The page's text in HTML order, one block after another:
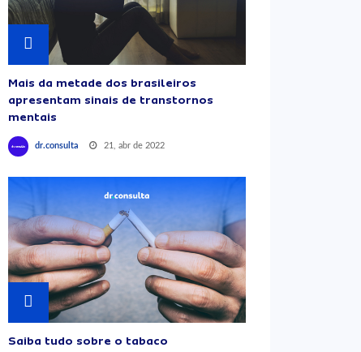
Mais da metade dos brasileiros
apresentam sinais de transtornos
mentais
dr.consulta 21, abr de 2022
Saiba tudo sobre o tabaco